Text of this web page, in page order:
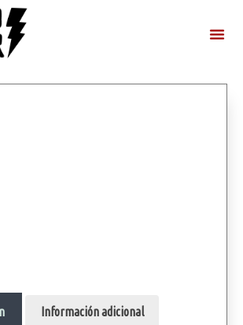
Información adicional